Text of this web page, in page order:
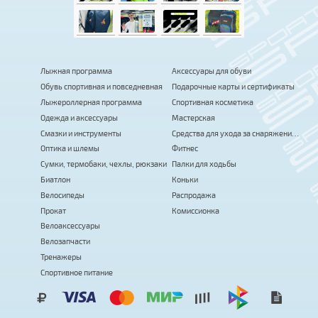
Лыжная программа
Обувь спортивная и повседневная
Лыжероллерная программа
Одежда и аксессуары
Смазки и инструменты
Оптика и шлемы
Сумки, термобаки, чехлы, рюкзаки
Биатлон
Велосипеды
Прокат
Велоаксессуары
Велозапчасти
Тренажеры
Спортивное питание
Аксессуары для обуви
Подарочные карты и сертификаты
Спортивная косметика
Мастерская
Средства для ухода за снаряжением
Фитнес
Палки для ходьбы
Коньки
Распродажа
Комиссионка